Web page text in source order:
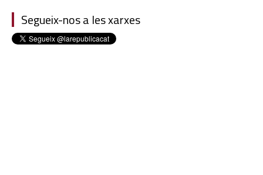
Segueix-nos a les xarxes